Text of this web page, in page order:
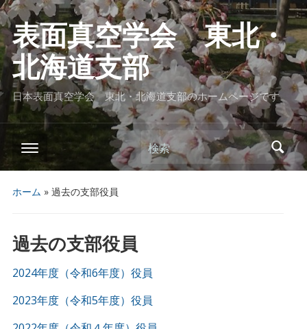
表面真空学会 東北・
北海道支部
日本表面真空学会 東北・北海道支部のホームページです
検索
ホーム » 過去の支部役員
過去の支部役員
2024年度（令和6年度）役員
2023年度（令和5年度）役員